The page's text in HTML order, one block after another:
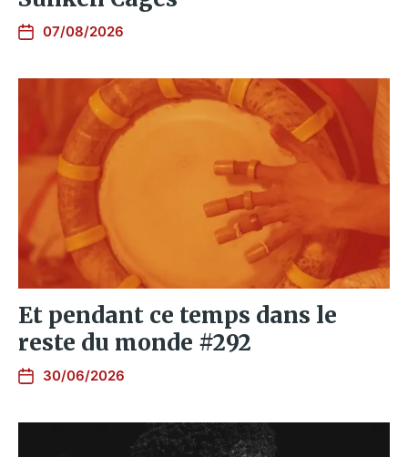
07/08/2026
Et pendant ce temps dans le
reste du monde #292
30/06/2026